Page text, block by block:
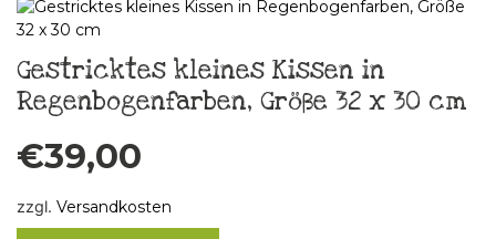
Gestricktes kleines Kissen in
Regenbogenfarben, Größe 32 x 30 cm
€39,00
zzgl. Versandkosten